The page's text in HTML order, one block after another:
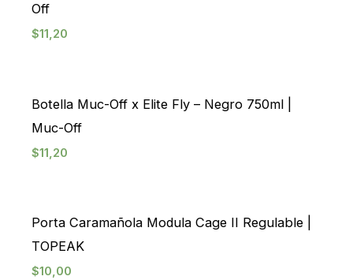
Off
$11,20
Botella Muc-Off x Elite Fly – Negro 750ml |
Muc-Off
$11,20
Porta Caramañola Modula Cage II Regulable |
TOPEAK
$10,00